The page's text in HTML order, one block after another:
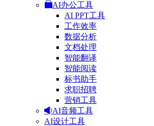
AI办公工具
AI PPT工具
工作效率
数据分析
文档处理
智能翻译
智能阅读
标书助手
求职招聘
营销工具
AI音频工具
AI设计工具